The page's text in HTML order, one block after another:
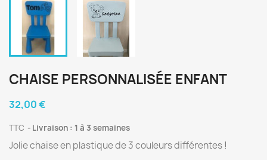
CHAISE PERSONNALISÉE ENFANT
32,00 €
TTC Livraison : 1 à 3 semaines
Jolie chaise en plastique de 3 couleurs différentes !